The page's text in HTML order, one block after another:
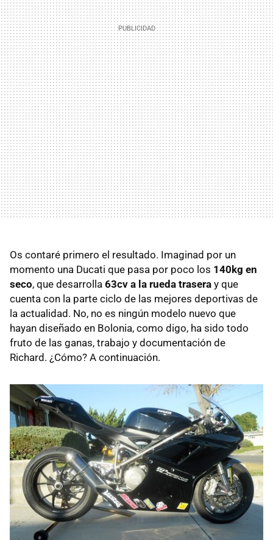
Os contaré primero el resultado. Imaginad por un
momento una Ducati que pasa por poco los 140kg en
seco, que desarrolla 63cv a la rueda trasera y que
cuenta con la parte ciclo de las mejores deportivas de
la actualidad. No, no es ningún modelo nuevo que
hayan diseñado en Bolonia, como digo, ha sido todo
fruto de las ganas, trabajo y documentación de
Richard. ¿Cómo? A continuación.